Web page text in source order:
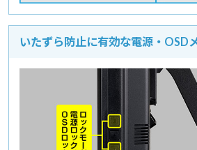
いたずら防止に有効な電源・OSD